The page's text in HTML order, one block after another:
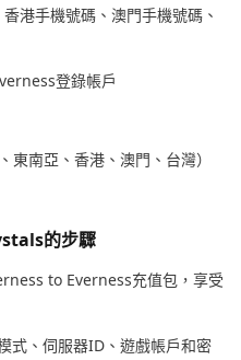
港手機號碼、澳門手機號碼、
登錄帳戶
南亞、香港、澳門、台灣）
的步驟
to Everness充值包，享受
式、伺服器ID、遊戲帳戶和密